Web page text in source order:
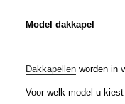
Model dakkapel
Dakkapellenworden in
Voor welk model u